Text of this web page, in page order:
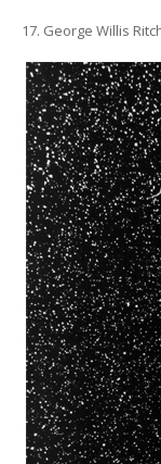
17. George Willis